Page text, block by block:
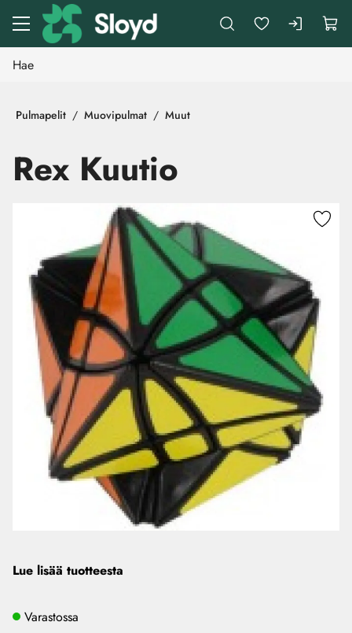
Siirry pääsisältöön
Pulmapelit Muovipulmat Muut
Rex Kuutio
Lue lisää tuotteesta
Varastossa